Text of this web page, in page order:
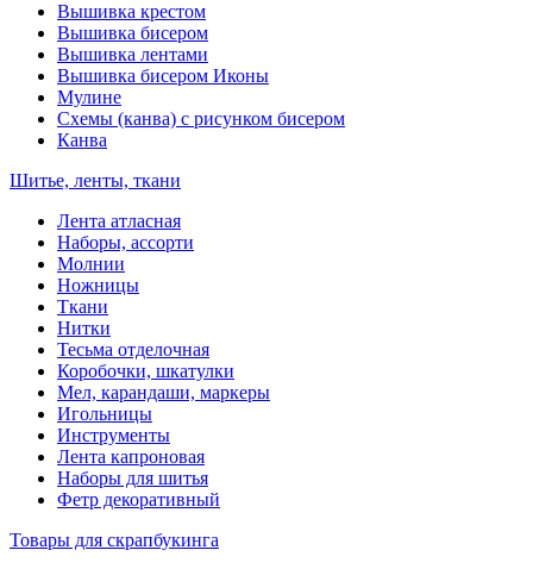
Вышивка крестом
Вышивка бисером
Вышивка лентами
Вышивка бисером Иконы
Мулине
Схемы (канва) с рисунком бисером
Канва
Шитье, ленты, ткани
Лента атласная
Наборы, ассорти
Молнии
Ножницы
Ткани
Нитки
Тесьма отделочная
Коробочки, шкатулки
Мел, карандаши, маркеры
Игольницы
Инструменты
Лента капроновая
Наборы для шитья
Фетр декоративный
Товары для скрапбукинга